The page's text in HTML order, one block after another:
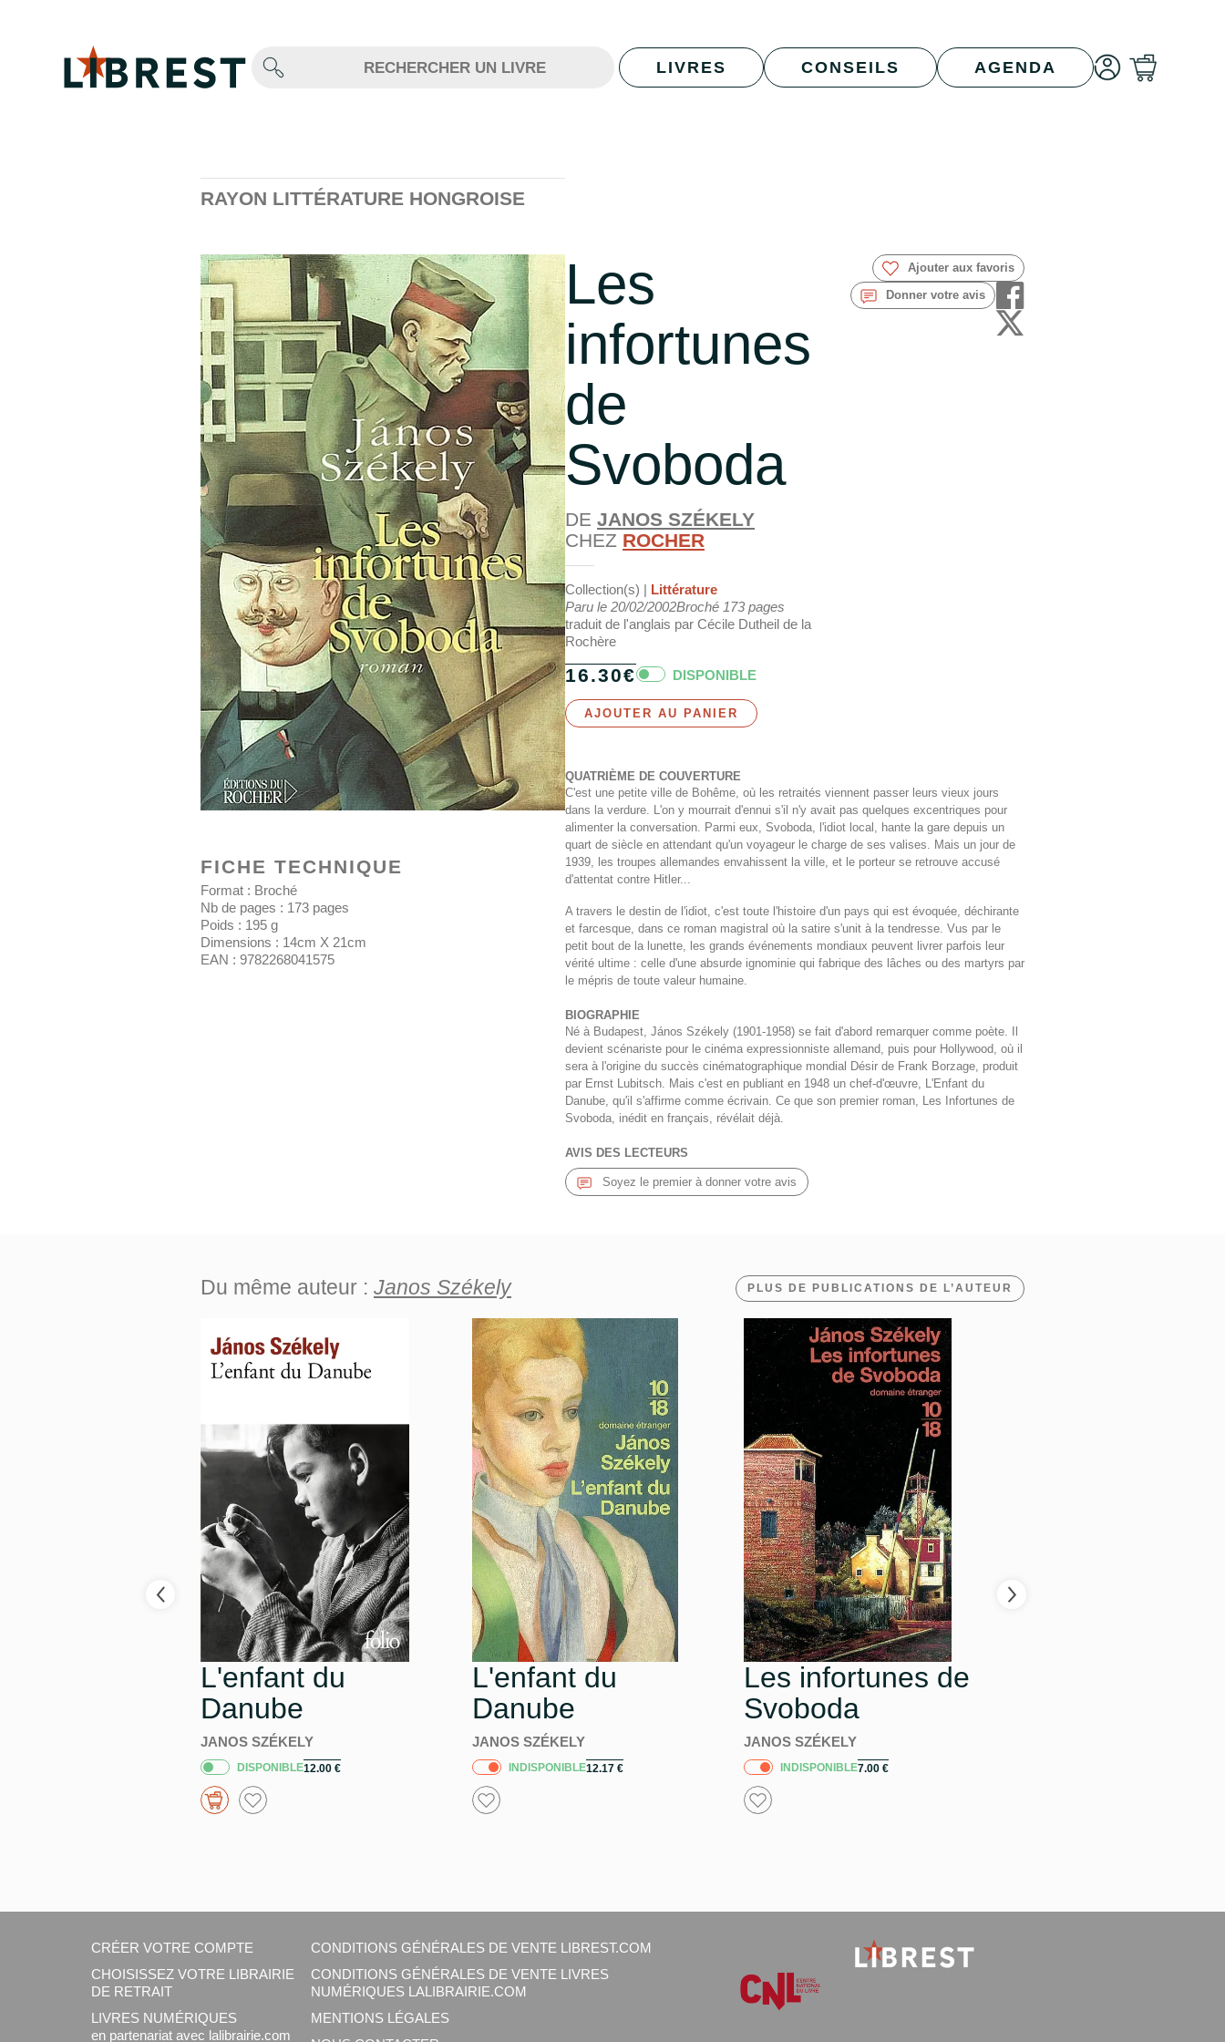
LIVRES CONSEILS AGENDA
RAYON LITTÉRATURE HONGROISE
FICHE TECHNIQUE
Format : Broché
Nb de pages : 173 pages
Poids : 195 g
Dimensions : 14cm X 21cm
EAN : 9782268041575
Les
infortunes
de
Svoboda
DE JANOS SZÉKELY
CHEZ ROCHER
Collection(s) | Littérature
Paru le 20/02/2002Broché 173 pages
traduit de l'anglais par Cécile Dutheil de la
Rochère
16.30€ DISPONIBLE
AJOUTER AU PANIER
QUATRIÈME DE COUVERTURE
C'est une petite ville de Bohême, où les retraités viennent passer leurs vieux jours
dans la verdure. L'on y mourrait d'ennui s'il n'y avait pas quelques excentriques pour
alimenter la conversation. Parmi eux, Svoboda, l'idiot local, hante la gare depuis un
quart de siècle en attendant qu'un voyageur le charge de ses valises. Mais un jour de
1939, les troupes allemandes envahissent la ville, et le porteur se retrouve accusé
d'attentat contre Hitler...
A travers le destin de l'idiot, c'est toute l'histoire d'un pays qui est évoquée, déchirante
et farcesque, dans ce roman magistral où la satire s'unit à la tendresse. Vus par le
petit bout de la lunette, les grands événements mondiaux peuvent livrer parfois leur
vérité ultime : celle d'une absurde ignominie qui fabrique des lâches ou des martyrs par
le mépris de toute valeur humaine.
BIOGRAPHIE
Né à Budapest, János Székely (1901-1958) se fait d'abord remarquer comme poète. Il
devient scénariste pour le cinéma expressionniste allemand, puis pour Hollywood, où il
sera à l'origine du succès cinématographique mondial Désir de Frank Borzage, produit
par Ernst Lubitsch. Mais c'est en publiant en 1948 un chef-d'œuvre, L'Enfant du
Danube, qu'il s'affirme comme écrivain. Ce que son premier roman, Les Infortunes de
Svoboda, inédit en français, révélait déjà.
AVIS DES LECTEURS
Soyez le premier à donner votre avis
Du même auteur : Janos Székely
L'enfant du
Danube
JANOS SZÉKELY
DISPONIBLE12.00 €
L'enfant du
Danube
JANOS SZÉKELY
INDISPONIBLE12.17 €
Les infortunes de
Svoboda
JANOS SZÉKELY
INDISPONIBLE7.00 €
PLUS DE PUBLICATIONS DE L’AUTEUR
CRÉER VOTRE COMPTE
CHOISISSEZ VOTRE LIBRAIRIE
DE RETRAIT
LIVRES NUMÉRIQUES
en partenariat avec lalibrairie.com
CONDITIONS GÉNÉRALES DE VENTE LIBREST.COM
CONDITIONS GÉNÉRALES DE VENTE LIVRES
NUMÉRIQUES LALIBRAIRIE.COM
MENTIONS LÉGALES